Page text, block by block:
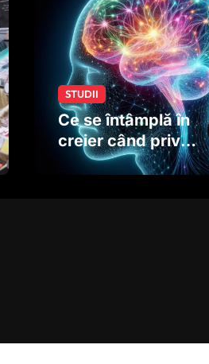
STUDII
Ce se întâmplă în
creier când privim
o imagine. Studiul